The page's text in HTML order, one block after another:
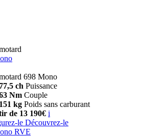
698 Mono
77,5 ch Puissance
Nm Couple
151 kg Poids sans carburant
de 13 190€ i
le Découvrez-le
RVE